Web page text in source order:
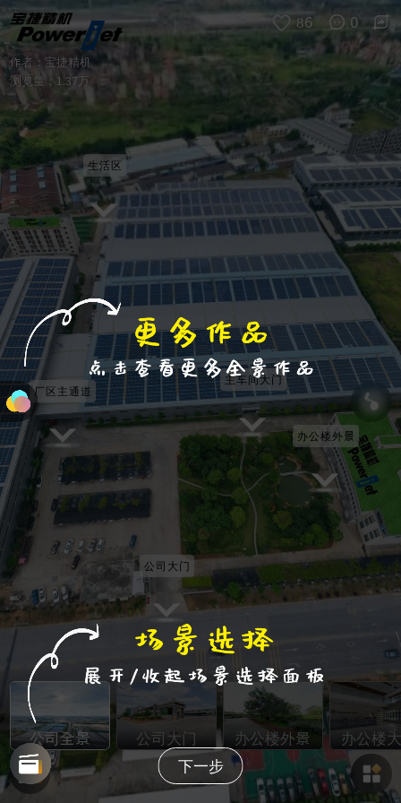
公司大门
生活区
厂区主通道
办公楼外景
主车间大门
跳过
进入VR模式
退出VR模式
VR参数设置
作者： 宝捷精机
浏览量：
1.37万
86 0
公司全景 公司大门 办公楼外景
办公楼
下一步